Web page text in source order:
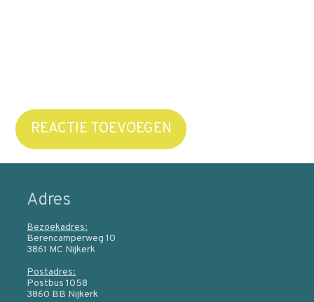
REACTIE TOEVOEGEN
Adres
Bezoekadres:
Berencamperweg 10
3861 MC Nijkerk
Postadres:
Postbus 1058
3860 BB Nijkerk